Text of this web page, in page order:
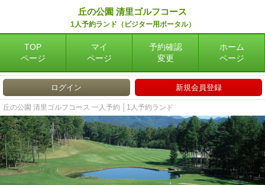
丘の公園 清里ゴルフコース
1人予約ランド（ビジター用ポータル）
TOP
ページ
マイ
ページ
予約確認
変更
ホーム
ページ
ログイン 新規会員登録
丘の公園 清里ゴルフコース 一人予約 │1人予約ランド